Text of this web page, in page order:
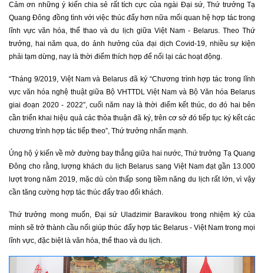
Cảm ơn những ý kiến chia sẻ rất tích cực của ngài Đại sứ, Thứ trưởng Tạ
Quang Đông đồng tình với việc thúc đẩy hơn nữa mối quan hệ hợp tác trong
lĩnh vực văn hóa, thể thao và du lịch giữa Việt Nam - Belarus. Theo Thứ
trưởng, hai năm qua, do ảnh hưởng của đại dịch Covid-19, nhiều sự kiện
phải tạm dừng, nay là thời điểm thích hợp để nối lại các hoạt động.
“Tháng 9/2019, Việt Nam và Belarus đã ký “Chương trình hợp tác trong lĩnh
vực văn hóa nghệ thuật giữa Bộ VHTTDL Việt Nam và Bộ Văn hóa Belarus
giai đoạn 2020 - 2022”, cuối năm nay là thời điểm kết thúc, do đó hai bên
cần triển khai hiệu quả các thỏa thuận đã ký, trên cơ sở đó tiếp tục ký kết các
chương trình hợp tác tiếp theo”, Thứ trưởng nhấn mạnh.
Ủng hộ ý kiến về mở đường bay thẳng giữa hai nước, Thứ trưởng Tạ Quang
Đông cho rằng, lượng khách du lịch Belarus sang Việt Nam đạt gần 13.000
lượt trong năm 2019, mặc dù còn thấp song tiềm năng du lịch rất lớn, vì vậy
cần tăng cường hợp tác thúc đẩy trao đổi khách.
Thứ trưởng mong muốn, Đại sứ Uladzimir Baravikou trong nhiệm kỳ của
mình sẽ trở thành cầu nối giúp thúc đẩy hợp tác Belarus - Việt Nam trong mọi
lĩnh vực, đặc biệt là văn hóa, thể thao và du lịch.